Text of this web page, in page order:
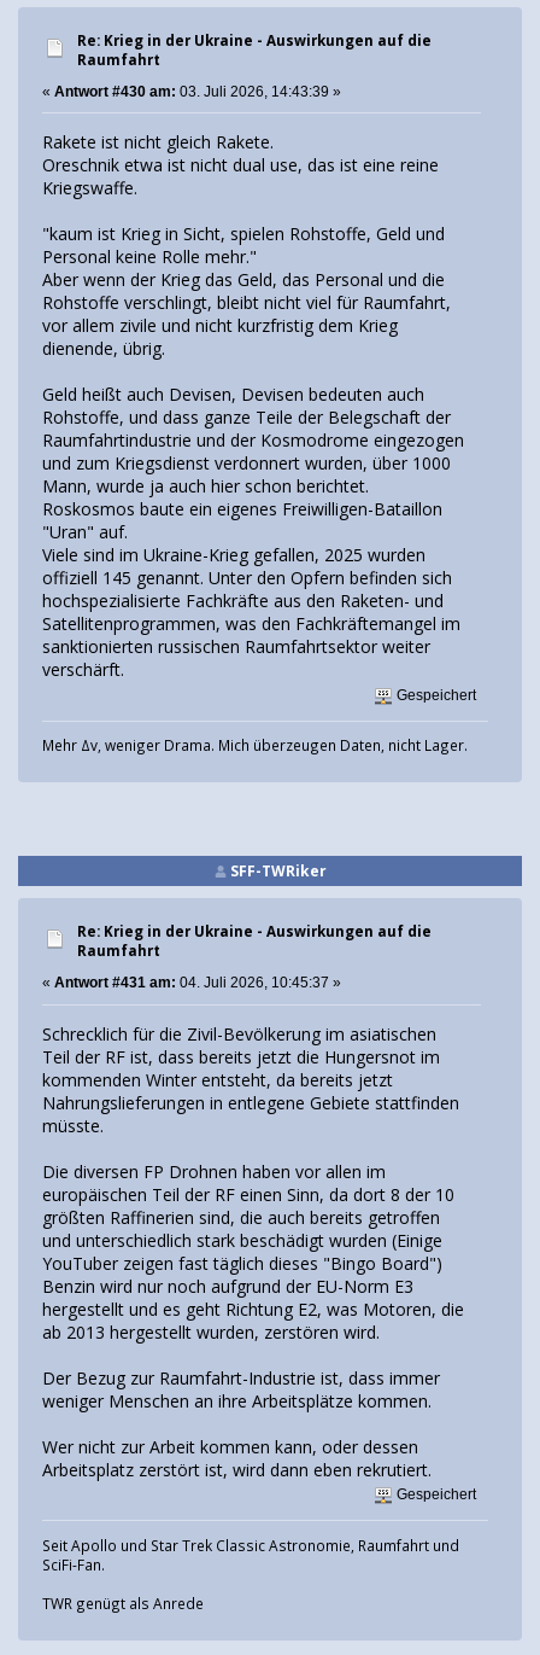
Re: Krieg in der Ukraine - Auswirkungen auf die
Raumfahrt
« Antwort #430 am: 03. Juli 2026, 14:43:39 »
Rakete ist nicht gleich Rakete.
Oreschnik etwa ist nicht dual use, das ist eine reine
Kriegswaffe.
"kaum ist Krieg in Sicht, spielen Rohstoffe, Geld und
Personal keine Rolle mehr."
Aber wenn der Krieg das Geld, das Personal und die
Rohstoffe verschlingt, bleibt nicht viel für Raumfahrt,
vor allem zivile und nicht kurzfristig dem Krieg
dienende, übrig.
Geld heißt auch Devisen, Devisen bedeuten auch
Rohstoffe, und dass ganze Teile der Belegschaft der
Raumfahrtindustrie und der Kosmodrome eingezogen
und zum Kriegsdienst verdonnert wurden, über 1000
Mann, wurde ja auch hier schon berichtet.
Roskosmos baute ein eigenes Freiwilligen-Bataillon
"Uran" auf.
Viele sind im Ukraine-Krieg gefallen, 2025 wurden
offiziell 145 genannt. Unter den Opfern befinden sich
hochspezialisierte Fachkräfte aus den Raketen- und
Satellitenprogrammen, was den Fachkräftemangel im
sanktionierten russischen Raumfahrtsektor weiter
verschärft.
Gespeichert
Mehr Δv, weniger Drama. Mich überzeugen Daten, nicht Lager.
SFF-TWRiker
Re: Krieg in der Ukraine - Auswirkungen auf die
Raumfahrt
« Antwort #431 am: 04. Juli 2026, 10:45:37 »
Schrecklich für die Zivil-Bevölkerung im asiatischen
Teil der RF ist, dass bereits jetzt die Hungersnot im
kommenden Winter entsteht, da bereits jetzt
Nahrungslieferungen in entlegene Gebiete stattfinden
müsste.
Die diversen FP Drohnen haben vor allen im
europäischen Teil der RF einen Sinn, da dort 8 der 10
größten Raffinerien sind, die auch bereits getroffen
und unterschiedlich stark beschädigt wurden (Einige
YouTuber zeigen fast täglich dieses "Bingo Board")
Benzin wird nur noch aufgrund der EU-Norm E3
hergestellt und es geht Richtung E2, was Motoren, die
ab 2013 hergestellt wurden, zerstören wird.
Der Bezug zur Raumfahrt-Industrie ist, dass immer
weniger Menschen an ihre Arbeitsplätze kommen.
Wer nicht zur Arbeit kommen kann, oder dessen
Arbeitsplatz zerstört ist, wird dann eben rekrutiert.
Gespeichert
Seit Apollo und Star Trek Classic Astronomie, Raumfahrt und
SciFi-Fan.
TWR genügt als Anrede